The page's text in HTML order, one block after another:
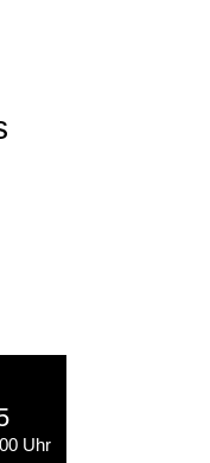
Uhr